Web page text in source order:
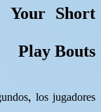
Your Short
Play Bouts
los jugadores